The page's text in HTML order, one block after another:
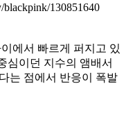
blackpink/130851640
에서 빠르게 퍼지고 있
심이던 지수의 앰배서
는 점에서 반응이 폭발